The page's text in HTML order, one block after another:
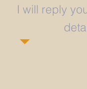
​I will reply